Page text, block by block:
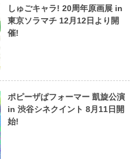
しゅごキャラ! 20周年原画展 in
東京ソラマチ 12月12日より開
催!
ポピーザぱフォーマー 凱旋公演
in 渋谷シネクイント 8月11日開
始!